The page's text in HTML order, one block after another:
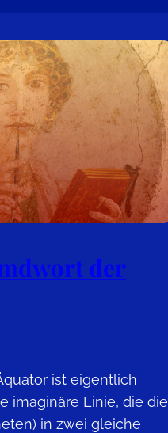
der
ist eigentlich
imaginäre Linie, die die
in zwei gleiche